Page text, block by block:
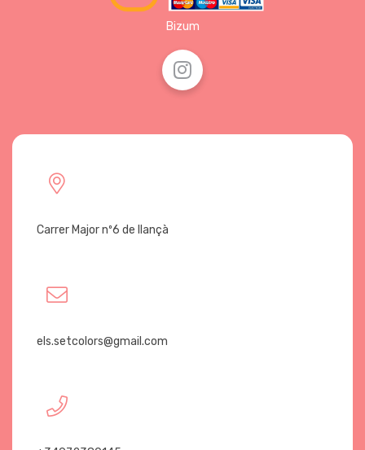
Bizum
Carrer Major nº6 de llançà
els.setcolors@gmail.com